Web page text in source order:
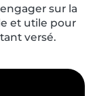
sur la
et utile pour
versé.